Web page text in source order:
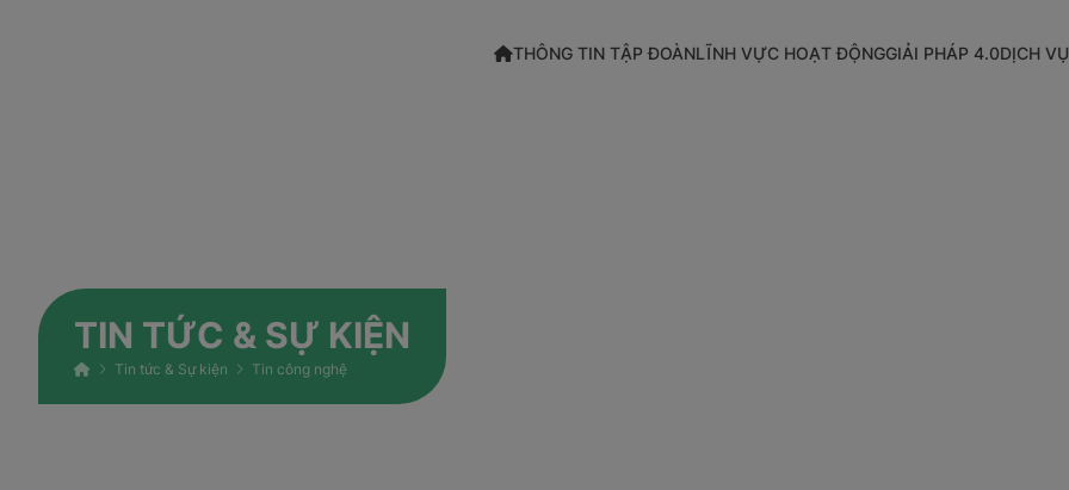
THÔNG TIN TẬP ĐOÀNLĨNH VỰC HOẠT ĐỘNGGIẢI PHÁP 4.0DỊCH VỤ
TIN TỨC & SỰ KIỆN
Tin tức & Sự kiện Tin công nghệ